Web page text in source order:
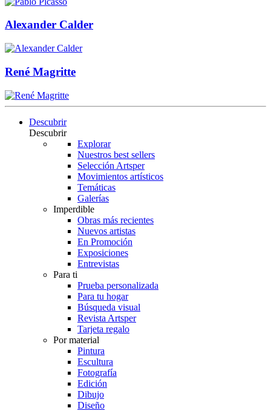
Alexander Calder
René Magritte
Descubrir
Descubrir
Explorar
Nuestros best sellers
Selección Artsper
Movimientos artísticos
Temáticas
Galerías
Imperdible
Obras más recientes
Nuevos artistas
En Promoción
Exposiciones
Entrevistas
Para ti
Prueba personalizada
Para tu hogar
Búsqueda visual
Revista Artsper
Tarjeta regalo
Por material
Pintura
Escultura
Fotografía
Edición
Dibujo
Diseño